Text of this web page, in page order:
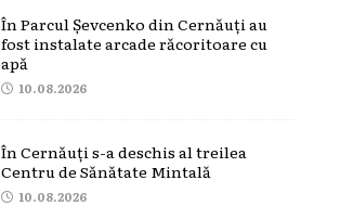
În Parcul Șevcenko din Cernăuți au
fost instalate arcade răcoritoare cu
apă
10.08.2026
În Cernăuți s-a deschis al treilea
Centru de Sănătate Mintală
10.08.2026